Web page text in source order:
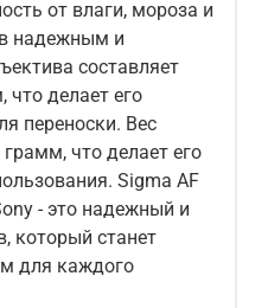
надежным и
делает его
переноски. Вес
что делает его
Sigma AF
- это надежный и
который станет
для каждого